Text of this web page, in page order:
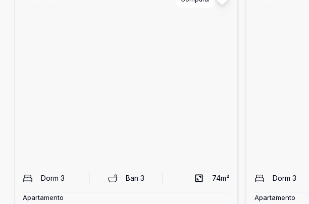
Dorm 3 Ban3 74m²
Apartamento
Dorm 3
Apartamento